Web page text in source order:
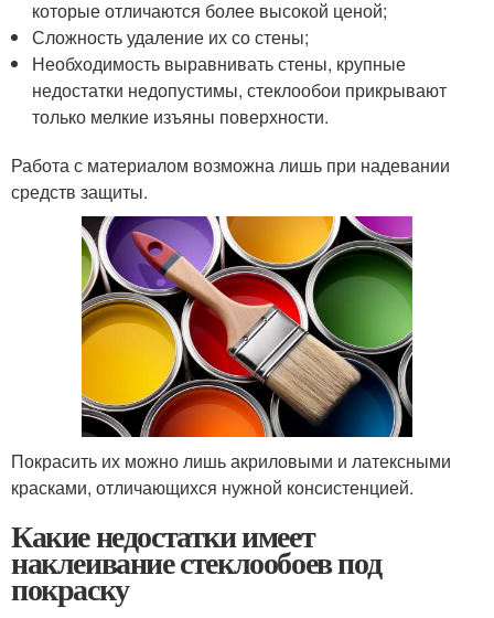
которые отличаются более высокой ценой;
Сложность удаление их со стены;
Необходимость выравнивать стены, крупные
недостатки недопустимы, стеклообои прикрывают
только мелкие изъяны поверхности.
Работа с материалом возможна лишь при надевании
средств защиты.
Покрасить их можно лишь акриловыми и латексными
красками, отличающихся нужной консистенцией.
Какие недостатки имеет
наклеивание стеклообоев под
покраску